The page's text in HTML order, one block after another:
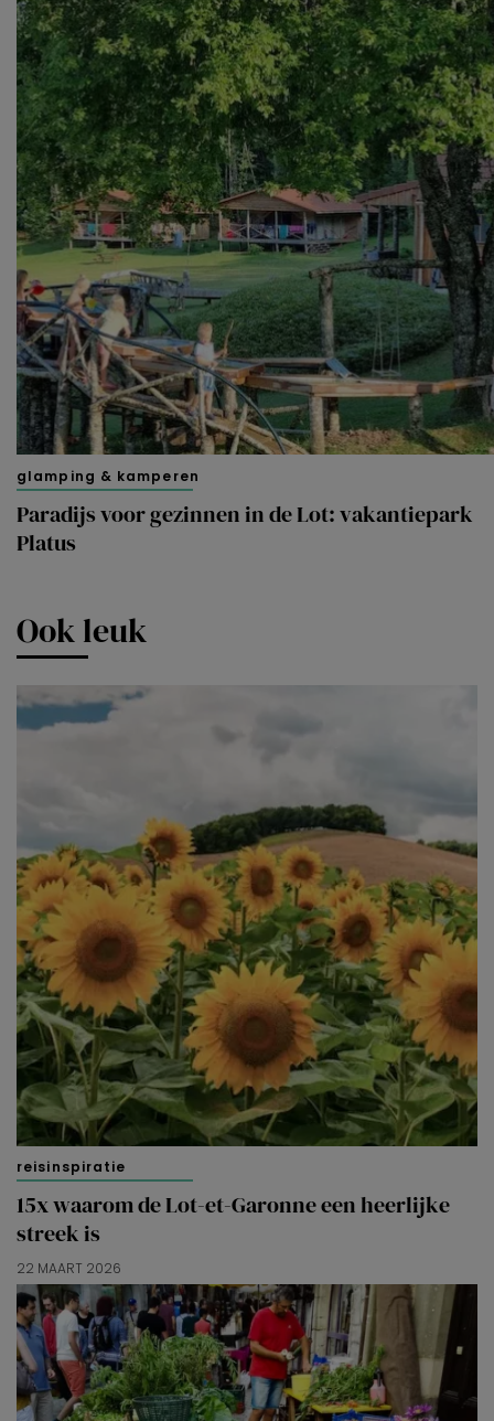
glamping & kamperen
Paradijs voor gezinnen in de Lot: vakantiepark
Platus
Ook leuk
reisinspiratie
15x waarom de Lot-et-Garonne een heerlijke
streek is
22 MAART 2026